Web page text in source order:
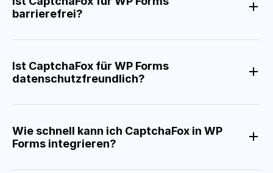
barrierefrei?
Ist CaptchaFox für WP Forms
datenschutzfreundlich?
Wie schnell kann ich CaptchaFox in WP
Forms integrieren?